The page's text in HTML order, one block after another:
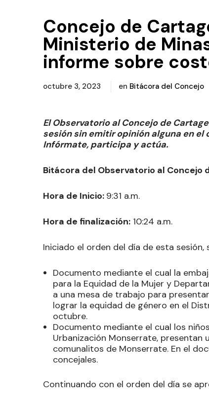
Concejo de
Ministerio de
informe sobre
octubre 3, 2023 en Bitácora del Concejo
El Observatorio al Concejo de
sesión sin emitir opinión alguna en
Infórmate, participa y actúa.
Bitácora del Observatorio al Concejo
Hora de Inicio: 9:31 a.m.
Hora de finalización: 10:24 a.m.
Iniciado el orden del día de esta
Documento mediante el cual la
para la Equidad de la Mujer y
a una mesa de trabajo para
lograr la equidad de género en el
octubre.
Documento mediante el cual los
Urbanización Monserrate, presentan
comunalitos de Monserrate. En el
concejales.
Continuando con el orden del día se